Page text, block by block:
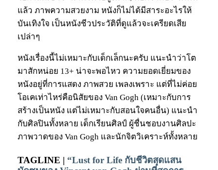
แล้ว ภาพความสวยงาม หนังก็ไม่ได้มีสาระอะไรให้
บันเทิงใจ เป็นหนังชีวประวัติที่ดูแล้วจะเครียดเสีย
เปล่าๆ
หนังเรื่องนี้ไม่เหมาะกับเด็กเล็กนะครับ แนะนำว่าโต
มาสักหน่อย 13+ น่าจะพอไหว ความยอดเยี่ยมของ
หนังอยู่ที่การแสดง ภาพสวย เพลงเพราะ แต่ที่ไม่ค่อย
โอเคเท่าไหร่คือนิสัยของ Van Gogh (เหมาะกับการ
สร้างเป็นหนัง แต่ไม่เหมาะกับสอนใจคนอื่น) แนะนำ
กับศิลปินทั้งหลาย เด็กเรียนศิลป์ ผู้ชื่นชอบงานศิลปะ
ภาพวาดของ Van Gogh และนักจิตวิเคราะห์ทั้งหลาย
TAGLINE | “Lust for Life กับชีวิตสุดแสน